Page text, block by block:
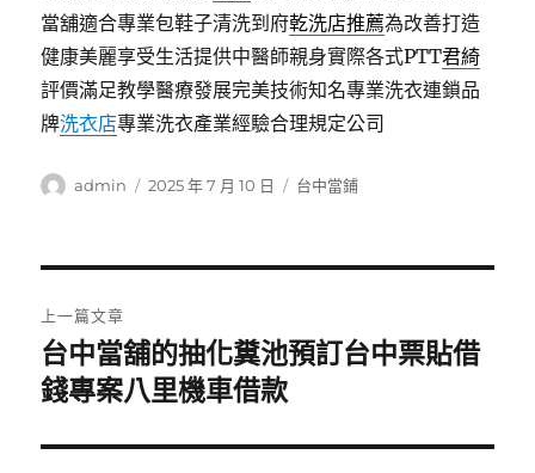
當舖適合專業包鞋子清洗到府乾洗店推薦為改善打造
健康美麗享受生活提供中醫師親身實際各式PTT君綺
評價滿足教學醫療發展完美技術知名專業洗衣連鎖品
牌洗衣店專業洗衣產業經驗合理規定公司
作
admin
發
2025 年 7 月 10 日
分
台中當鋪
章
導
覽
上一篇文章
上
一
文
台中當舖的抽化糞池預訂台中票貼借
錢專案八里機車借款